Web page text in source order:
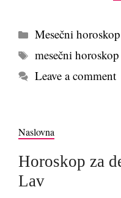
Kategorije
Mesečni horoskop
Tags
mesečni
Leave a comment
Naslovna
Horoskop za
Lav